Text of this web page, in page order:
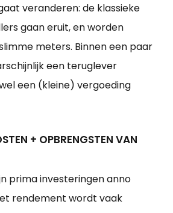
veranderen: de klassieke
gaan eruit, en worden
meters. Binnen een paar
een teruglever
een (kleine) vergoeding
+ OPBRENGSTEN VAN
prima investeringen anno
rendement wordt vaak